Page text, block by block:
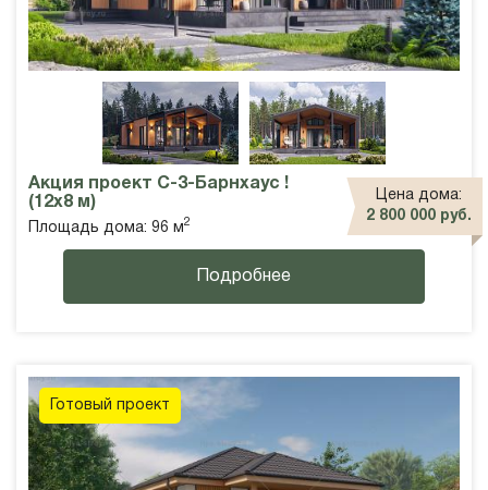
Акция проект С-3-Барнхаус !
(12х8 м)
Площадь дома: 96 м2
Цена дома:
2 800 000 руб.
Подробнее
Готовый проект